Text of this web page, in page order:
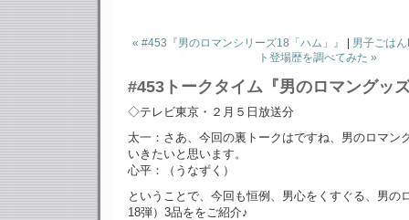
« #453『男のロマンシリーズ18「ハム」』
男子ごは
ト登場歴を調べてみた »
#453トークタイム『男のロマングッ
◇テレビ東京・２月５日放送分
太一：さあ、今回の裏トークはですね、男のロマン
いきたいと思います。
心平：（うなずく）
ということで、今回も恒例、男心をくすぐる、男の
18弾）3品ををご紹介♪